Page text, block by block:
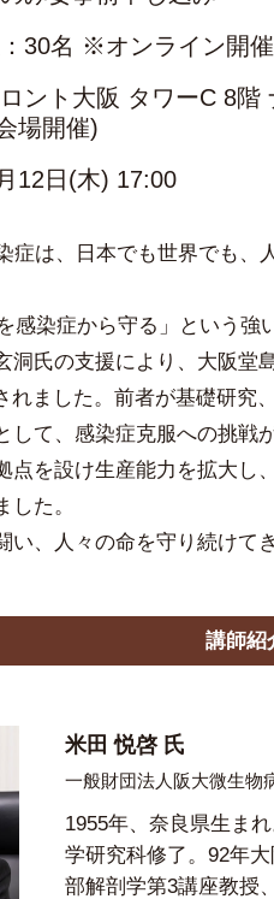
30名 ※オンライン開
ント大阪 タワーC 8
場開催)
12日(木) 17:00
症は、日本でも世界でも、
感染症から守る」という
洞氏の支援により、大阪堂
れました。前者が基礎研究
して、感染症克服への挑戦
点を設け生産能力を拡大し
た。
い、人々の命を守り続けて
講師紹
米田 悦啓 氏
一般財団法人阪大微生物
1955年、奈良県生ま
学研究科修了。92年
部解剖学第3講座教授